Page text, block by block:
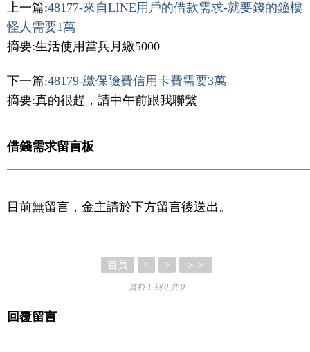
上一篇:48177-來自LINE用戶的借款需求-就要錢的鐘樓
怪人需要1萬
摘要:生活使用當兵月繳5000
下一篇:48179-繳保險費信用卡費需要3萬
摘要:真的很趕，請中午前跟我聯繫
借錢需求留言板
目前無留言，金主請於下方留言後送出。
首頁 < > ＞＞
資料 1 到 0 共 0
回覆留言